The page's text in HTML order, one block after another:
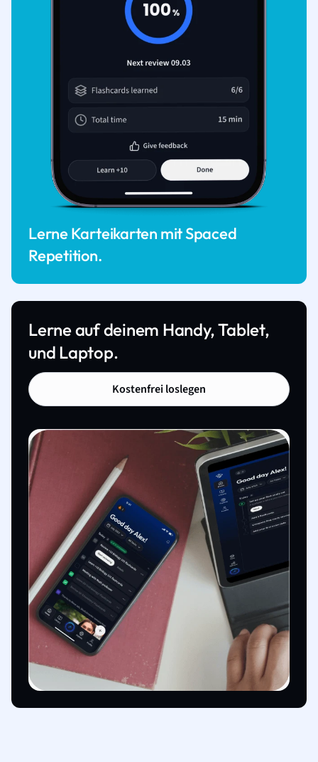
Lerne Karteikarten mit Spaced
Repetition.
Lerne auf deinem Handy, Tablet,
und Laptop.
Kostenfrei loslegen